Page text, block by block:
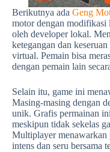
Berikutnya ada Geng
motor dengan modifikasi
oleh developer lokal.
ketegangan dan
virtual. Pemain bisa
dengan pemain lain
Selain itu, game ini
Masing-masing dengan
unik. Grafis permainan
meskipun tidak sekelas
Multiplayer menawarkan
intens dan seru bersama